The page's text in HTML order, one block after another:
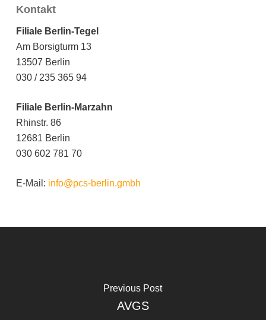
Kontakt
Filiale Berlin-Tegel
Am Borsigturm 13
13507 Berlin
030 / 235 365 94
Filiale Berlin-Marzahn
Rhinstr. 86
12681 Berlin
030 602 781 70
E-Mail: info@pcs-berlin.gmbh
Previous Post
AVGS